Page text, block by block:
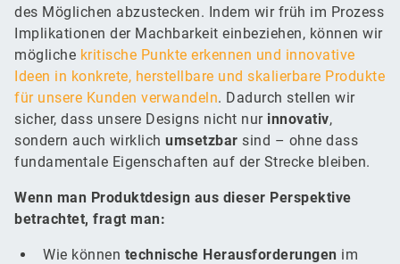
des Möglichen abzustecken. Indem wir früh im Prozess
Implikationen der Machbarkeit einbeziehen, können wir
mögliche kritische Punkte erkennen und innovative
Ideen in konkrete, herstellbare und skalierbare Produkte
für unsere Kunden verwandeln. Dadurch stellen wir
sicher, dass unsere Designs nicht nur innovativ,
sondern auch wirklich umsetzbar sind – ohne dass
fundamentale Eigenschaften auf der Strecke bleiben.
Wenn man Produktdesign aus dieser Perspektive
betrachtet, fragt man:
Wie können technische Herausforderungen im